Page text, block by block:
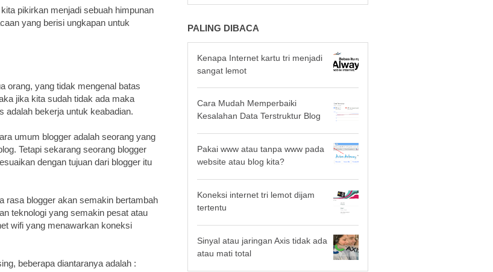
pikirkan menjadi sebuah himpunan
yang berisi ungkapan untuk
orang, yang tidak mengenal batas
jika kita sudah tidak ada maka
adalah bekerja untuk keabadian.
umum blogger adalah seorang yang
Tetapi sekarang seorang blogger
dengan tujuan dari blogger itu
rasa blogger akan semakin bertambah
teknologi yang semakin pesat atau
wifi yang menawarkan koneksi
beberapa diantaranya adalah :
PALING DIBACA
Kenapa Internet kartu tri menjadi
sangat lemot
Cara Mudah Memperbaiki
Kesalahan Data Terstruktur Blog
Pakai www atau tanpa www pada
website atau blog kita?
Koneksi internet tri lemot dijam
tertentu
Sinyal atau jaringan Axis tidak ada
atau mati total